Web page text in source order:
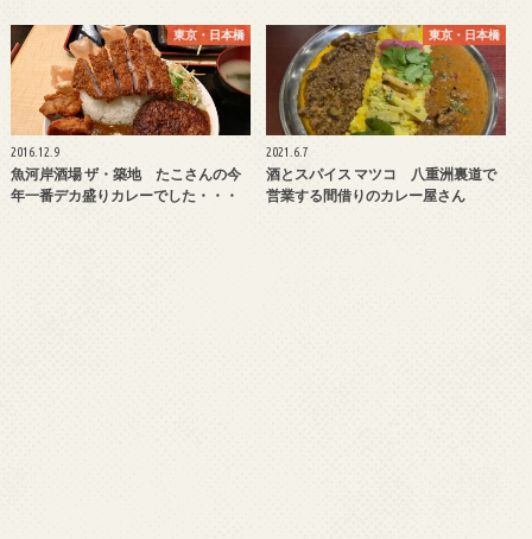
東京・日本橋
2016.12.9
魚河岸酒場 ザ・築地 たこさんの今
年一番デカ盛りカレーでした・・・
東京・日本橋
2021.6.7
酒とスパイス マツコ 八重洲裏道で
営業する間借りのカレー屋さん